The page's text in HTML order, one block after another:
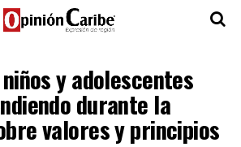
y adolescentes
durante la
valores y principios